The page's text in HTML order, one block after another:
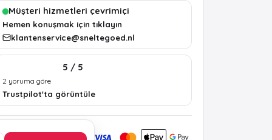
Müşteri hizmetleri çevrimiçi
Hemen konuşmak için tıklayın
klantenservice@sneltegoed.nl
5 / 5
2 yoruma göre
Trustpilot'ta görüntüle